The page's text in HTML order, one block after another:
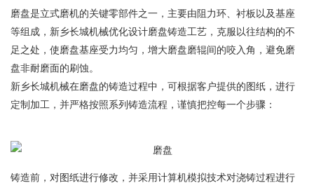
磨盘是立式磨机的关键零部件之一，主要由阻力环、衬板以及基座
等组成，新乡长城机械优化设计磨盘铸造工艺，克服以往结构的不
足之处，使磨盘基座受力均匀，增大磨盘磨辊间的咬入角，避免磨
盘非耐磨面的刷蚀。
新乡长城机械在磨盘的铸造过程中，可根据客户提供的图纸，进行
定制加工，并严格按照系列铸造流程，谨慎把控每一个步骤：
铸造前，对图纸进行修改，并采用计算机模拟技术对浇铸过程进行